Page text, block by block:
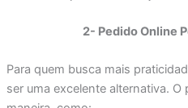
2- Pedido Online
Para quem busca mais
ser uma excelente alternativa.